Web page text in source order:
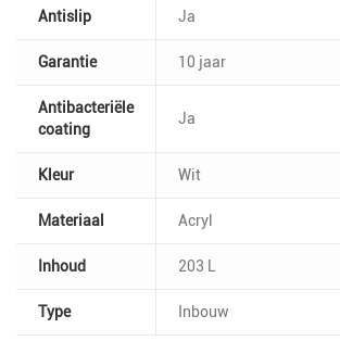
Antislip Ja
Garantie 10 jaar
Antibacteriële
coating
Ja
Kleur Wit
Materiaal Acryl
Inhoud 203 L
Type Inbouw